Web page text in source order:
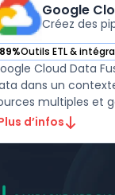
Google
Créez des
89%Outils ETL &
voir Google Cloud
Cloud Data
dans un
d’infos